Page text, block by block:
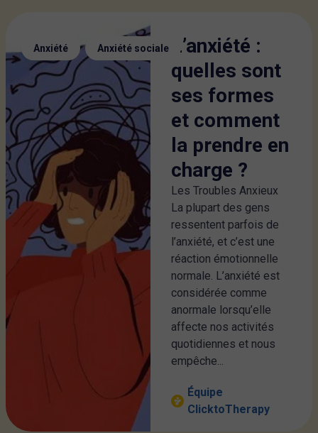
Anxiété , Anxiété sociale
L’anxiété :
quelles sont
ses formes
et comment
la prendre en
charge ?
Les Troubles Anxieux
La plupart des gens
ressentent parfois de
l’anxiété, et c’est une
réaction émotionnelle
normale. L’anxiété est
considérée comme
anormale lorsqu’elle
affecte nos activités
quotidiennes et nous
empêche...
Équipe
ClicktoTherapy